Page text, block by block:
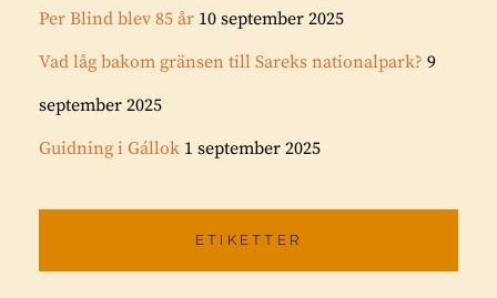
Per Blind blev 85 år 10 september 2025
Vad låg bakom gränsen till Sareks nationalpark? 9
september 2025
Guidning i Gállok 1 september 2025
ETIKETTER